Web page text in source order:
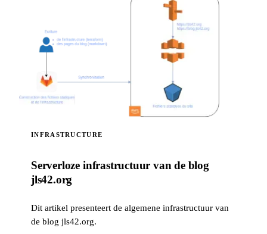
INFRASTRUCTURE
Serverloze infrastructuur van de blog
jls42.org
Dit artikel presenteert de algemene infrastructuur van
de blog jls42.org.